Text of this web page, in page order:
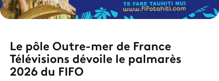
Le pôle Outre-mer de France
Télévisions dévoile le palmarès
2026 du FIFO